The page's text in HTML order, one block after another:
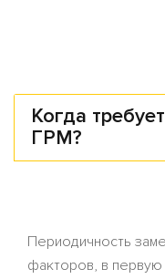
Когда
ГРМ?
Периодичность
факторов, в